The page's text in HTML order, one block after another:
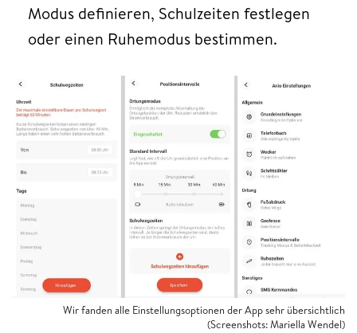
Modus definieren, Schulzeiten festlegen
oder einen Ruhemodus bestimmen.
Wir fanden alle Einstellungsoptionen der App sehr übersichtlich
(Screenshots: Mariella Wendel)